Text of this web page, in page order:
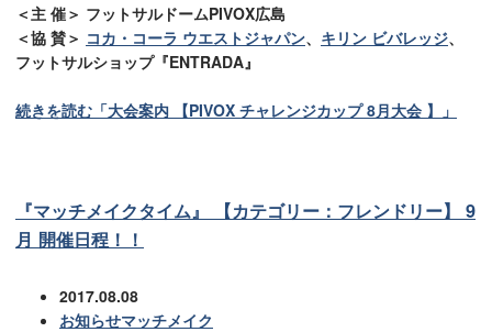
＜主 催＞ フットサルドームPIVOX広島
＜協 賛＞ コカ・コーラ ウエストジャパン、 キリン ビバレッジ、
フットサルショップ『ENTRADA』
続きを読む「大会案内 【PIVOX チャレンジカップ 8月大会 】」
『マッチメイクタイム』 【カテゴリー：フレンドリー】 9
月 開催日程！！
2017.08.08
お知らせマッチメイク